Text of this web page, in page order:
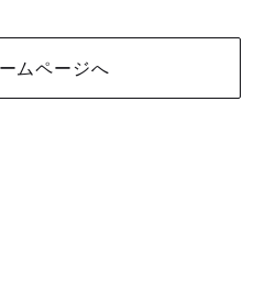
ムページへ